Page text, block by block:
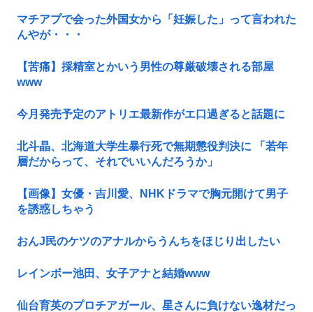
マチアプで会った外国女から「妊娠した」って言われた
んやが・・・
【苦痛】採精室とかいう男性の尊厳破壊される部屋
www
今月発売予定のアトリエ最新作がエ口過ぎると話題に
北斗晶、北海道大学生暴行死で無期懲役判決に 「若年
層だからって、それでいいんだろうか」
【画像】女優・吉川愛、NHKドラマで胸元開けて男子
を誘惑しちゃう
おんJ民のケツのアナルからうんちをほじり出したい
レインボー池田、女子アナと結婚www
仙台育英のプロチアガール、星さんに負けない逸材だっ